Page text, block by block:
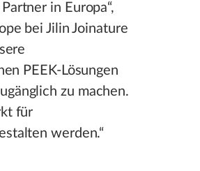
in Europa“,
bei Jilin Joinature
PEEK-Lösungen
zu machen.
für
werden.“